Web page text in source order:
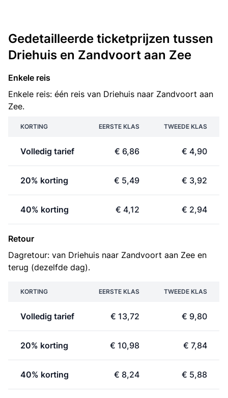
Gedetailleerde ticketprijzen tussen
Driehuis en Zandvoort aan Zee
Enkele reis
Enkele reis: één reis van Driehuis naar Zandvoort aan
Zee.
KORTING EERSTE KLAS TWEEDE KLAS
Volledig tarief € 6,86 € 4,90
20% korting € 5,49 € 3,92
40% korting € 4,12 € 2,94
Retour
Dagretour: van Driehuis naar Zandvoort aan Zee en
terug (dezelfde dag).
KORTING EERSTE KLAS TWEEDE KLAS
Volledig tarief € 13,72 € 9,80
20% korting € 10,98 € 7,84
40% korting € 8,24 € 5,88